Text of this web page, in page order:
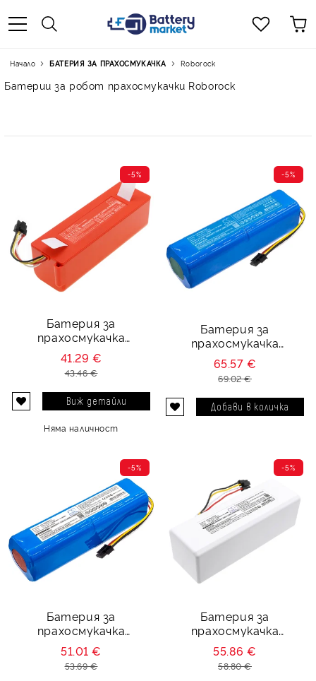
Начало БАТЕРИЯ ЗА ПРАХОСМУКАЧКА Roborock
Батерии за робот прахосмукачки Roborock
Батерия за
прахосмукачка
Roborock Mi First
Generation SDRJQR01RR
- 5200 mAh
-5%
41.29 €
43.46 €
Виж детайли
Няма наличност
Батерия за
прахосмукачка
Roborock S7 - 14.4V 6800
mAh
-5%
65.57 €
69.02 €
Батерия за
прахосмукачка
Roborock S552,
Roborock S5 - 14.4V 5200
mAh
-5%
51.01 €
53.69 €
Батерия за
прахосмукачка
Roborock P1904-4S1P-
MM - 14.4V 5200 mAh
-5%
55.86 €
58.80 €